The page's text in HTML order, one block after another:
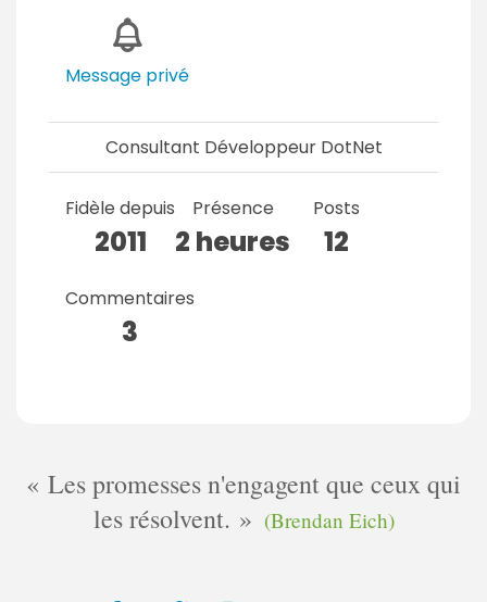
Message privé
Consultant Développeur DotNet
Fidèle depuis
2011
Présence
2 heures
Posts
12
Commentaires
3
Les promesses n'engagent que ceux qui
les résolvent.
(Brendan Eich)